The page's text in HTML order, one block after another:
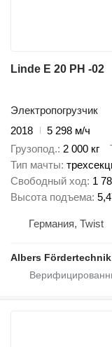
Linde E 20 PH -02
Электропогрузчик
2018
5 298 м/ч
Грузопод. 2 000 кг
Тип мачты
Свободный ход 1
Высота подъема
Германия, Twist
Albers Fördertechnik